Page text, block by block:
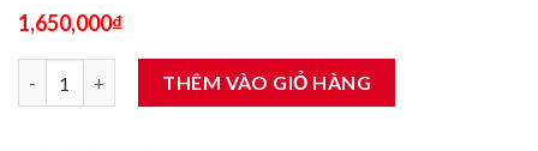
1,650,000₫
Máy Mài Góc Không Bánh Răng Dekton M21-AG1020GLT số
THÊM VÀO GIỎ HÀNG